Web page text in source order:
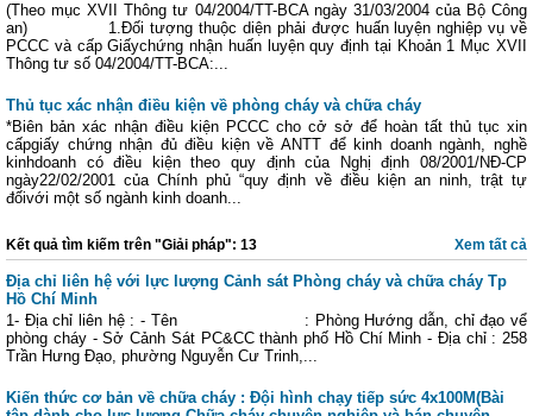
(Theo mục XVII Thông tư 04/2004/TT-BCA ngày 31/03/2004 của Bộ Công
an) 1.Đối tượng thuộc diện phải được huấn luyện nghiệp vụ về
PCCC và cấp Giấychứng nhận huấn luyện quy định tại Khoản 1 Mục XVII
Thông tư số 04/2004/TT-BCA:...
Thủ tục xác nhận điều kiện về phòng cháy và chữa cháy
*Biên bản xác nhận điều kiện PCCC cho cở sở để hoàn tất thủ tục xin
cấpgiấy chứng nhận đủ điều kiện về ANTT để kinh doanh ngành, nghề
kinhdoanh có điều kiện theo quy định của Nghị định 08/2001/NĐ-CP
ngày22/02/2001 của Chính phủ “quy định về điều kiện an ninh, trật tự
đốivới một số ngành kinh doanh...
Xem tất cả
Kết quả tìm kiếm trên "Giải pháp": 13
Địa chỉ liên hệ với lực lượng Cảnh sát Phòng cháy và chữa cháy Tp
Hồ Chí Minh
1- Địa chỉ liên hệ : - Tên : Phòng Hướng dẫn, chỉ đạo vể
phòng cháy - Sở Cảnh Sát PC&CC thành phố Hồ Chí Minh - Địa chỉ : 258
Trần Hưng Đạo, phường Nguyễn Cư Trinh,...
Kiến thức cơ bản về chữa cháy : Đội hình chạy tiếp sức 4x100M(Bài